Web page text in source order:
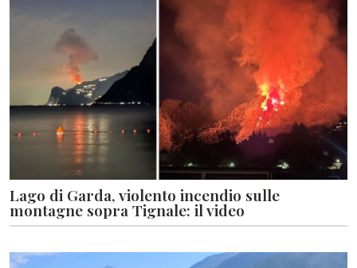
Lago di Garda, violento incendio sulle
montagne sopra Tignale: il video